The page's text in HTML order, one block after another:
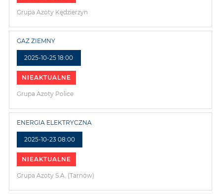
Grupa Azoty Kędzierzyn
2025-10-25 18:00
GAZ ZIEMNY
NIEAKTUALNE
Grupa Azoty Police
2025-10-23 08:00
ENERGIA ELEKTRYCZNA
NIEAKTUALNE
Grupa Azoty S.A. (Tarnów)